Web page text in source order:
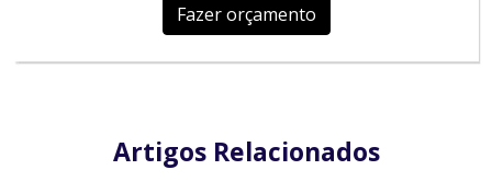
Fazer orçamento
Artigos Relacionados